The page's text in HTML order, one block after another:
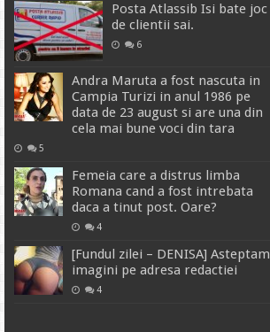
Posta Atlassib Isi bate joc
de clientii sai.
6
Andra Maruta a fost nascuta in
Campia Turizi in anul 1986 pe
data de 23 august si are una din
cela mai bune voci din tara
5
Femeia care a distrus limba
Romana cand a fost intrebata
daca a tinut post. Oare?
4
[Fundul zilei – DENISA] Asteptam
imagini pe adresa redactiei
4